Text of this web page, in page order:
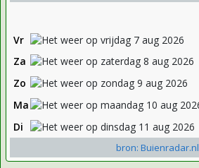
Vr
Za
Zo
Ma
Di
bron: Buienradar.nl